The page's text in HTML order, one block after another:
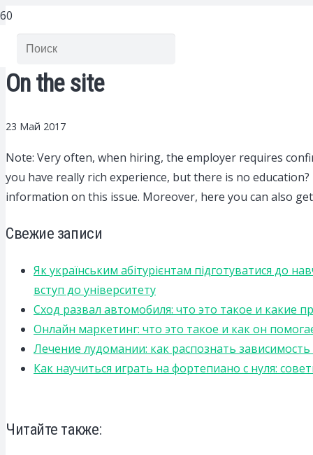
On the site
23 Май 2017
Note: Very often, when hiring, the employer requires
you have really rich experience, but there is no
information on this issue. Moreover, here you can also
Свежие записи
Як українським абітурієнтам підготуватися до
вступ до університету
Сход развал автомобиля: что это такое и какие
Онлайн маркетинг: что это такое и как он
Лечение лудомании: как распознать
Как научиться играть на фортепиано с нуля:
Читайте также: